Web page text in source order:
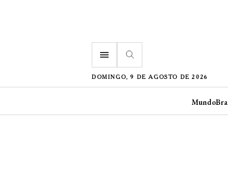
menu
DOMINGO, 9 DE AGOSTO DE 2026
Mundo